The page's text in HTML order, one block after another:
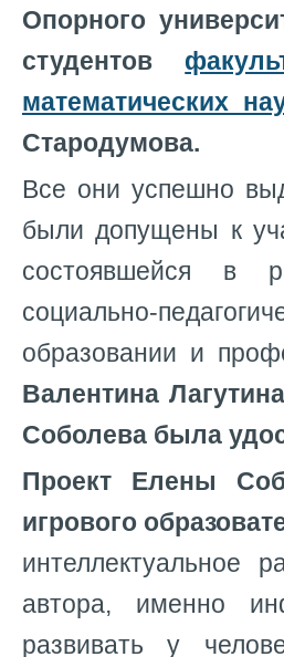
Опорного
студентов
математических
Стародумова.
Все они успешно
были допущены к
состоявшейся в
социально-
образовании и
Валентина
Соболева была
Проект Елены
игрового
интеллектуальное
автора, именно
развивать у